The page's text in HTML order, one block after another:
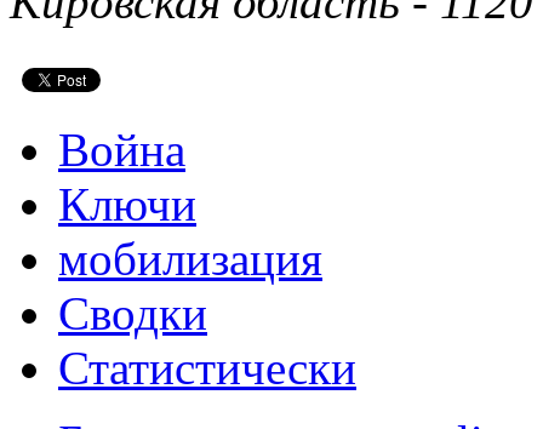
Война
Ключи
мобилизация
Сводки
Статистически